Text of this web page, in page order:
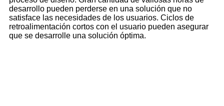
desarrollo pueden perderse en una solución que no
satisface las necesidades de los usuarios. Ciclos de
retroalimentación cortos con el usuario pueden asegurar
que se desarrolle una solución óptima.